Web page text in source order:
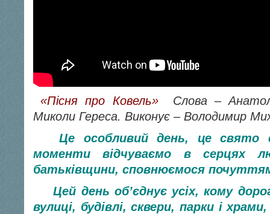
«Пісня про Ковель» Слова –
Миколи Гереса. Виконує – Володимир
Це особливий день, це свято
моменти відчуваємо в серцях
батьківщини, сповнюємося
Цей день об’єднує усіх, кому
вулиці, будівлі, сквери, парки і